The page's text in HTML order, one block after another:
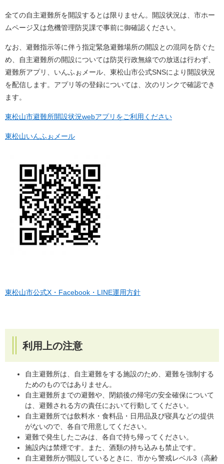
全ての自主避難所を開設するとは限りません。開設状況は、市ホー
ムページ又は危機管理防災課で事前に御確認ください。
なお、避難指示等に伴う指定緊急避難場所の開設との混同を防ぐた
め、自主避難所の開設については防災行政無線での放送は行わず、
避難所アプリ、いんふぉメール、東松山市公式SNSにより開設状況
を配信します。アプリ等の登録については、次のリンクで確認でき
ます。
東松山市避難所開設状況webアプリをご利用ください
東松山いんふぉメール
東松山市公式X・Facebook・LINE運用方針
利用上の注意
自主避難所は、自主避難をする施設のため、避難を強制する
ためのものではありません。
自主避難所までの避難や、閉鎖後の帰宅の安全確保について
は、避難される方の責任において行動してください。
自主避難所では飲料水・食料品・日用品及び寝具などの提供
がないので、各自で用意してください。
避難で発生したごみは、各自で持ち帰ってください。
施設内は禁煙です。また、酒類の持ち込みも禁止です。
自主避難所が開設しているときに、市から警戒レベル3（高齢